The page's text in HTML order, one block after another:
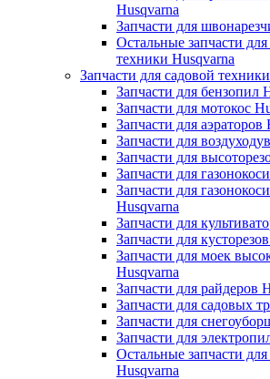
Husqvarna
Запчасти для
Остальные запчасти
техники Husqvarna
Запчасти для садовой
Запчасти для бензопил
Запчасти для мотокос
Запчасти для аэраторов
Запчасти для
Запчасти для
Запчасти для
Запчасти для
Husqvarna
Запчасти для
Запчасти для
Запчасти для моек
Husqvarna
Запчасти для райдеров
Запчасти для садовых
Запчасти для
Запчасти для
Остальные запчасти
Husqvarna